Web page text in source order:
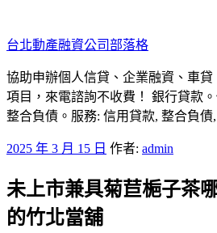
至
主
要
內
容
台北動產融資公司部落格
協助申辦個人信貸、企業融資、車
項目，來電諮詢不收費！ 銀行貸款
整合負債。服務: 信用貸款, 整合負債
發
於
2025 年 3 月 15 日 作者: admin
未上市兼具菊苣梔子茶
的竹北當舖